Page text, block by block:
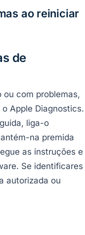
ao reiniciar
de
ou com problemas,
Apple Diagnostics.
liga-o
na premida
as instruções e
Se identificares
autorizada ou